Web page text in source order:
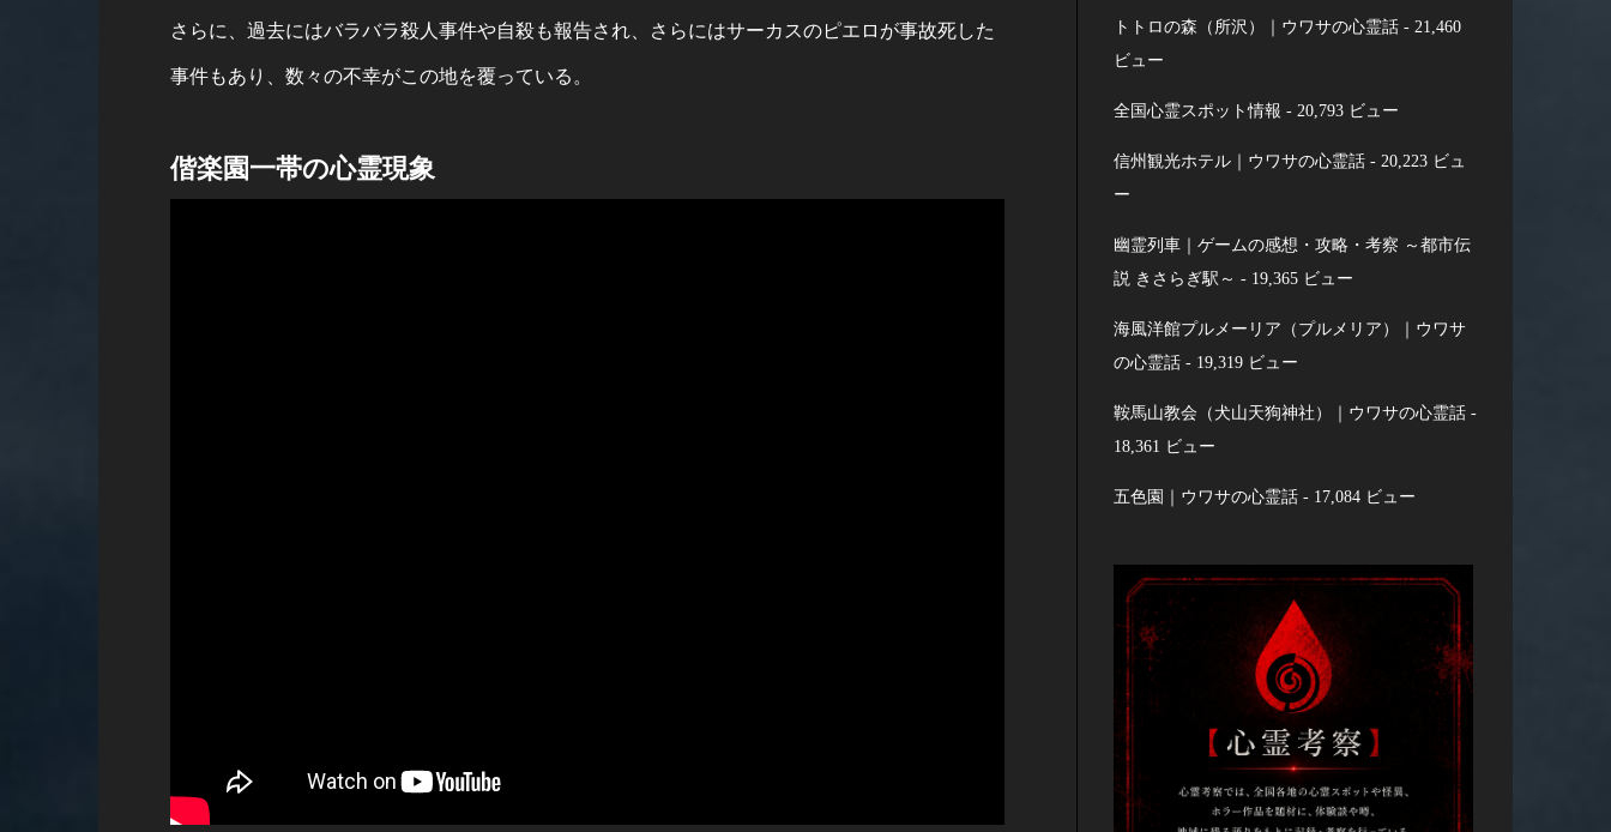
さらに、過去にはバラバラ殺人事件や自殺も報告され、さらにはサーカスのピエロが事故死した
事件もあり、数々の不幸がこの地を覆っている。
偕楽園一帯の心霊現象
トトロの森（所沢）｜ウワサの心霊話 - 21,460
ビュー
全国心霊スポット情報 - 20,793 ビュー
信州観光ホテル｜ウワサの心霊話 - 20,223 ビュ
ー
幽霊列車｜ゲームの感想・攻略・考察 ～都市伝
説 きさらぎ駅～ - 19,365 ビュー
海風洋館プルメーリア（プルメリア）｜ウワサ
の心霊話 - 19,319 ビュー
鞍馬山教会（犬山天狗神社）｜ウワサの心霊話 -
18,361 ビュー
五色園｜ウワサの心霊話 - 17,084 ビュー